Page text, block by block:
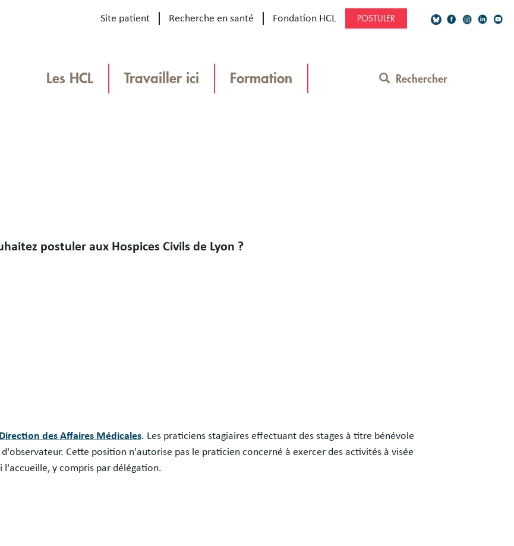
Site patient Recherche en santé Fondation HCL POSTULER
Network
Les HCL Travailler ici Formation Rechercher
postuler aux Hospices Civils de Lyon ?
Direction des Affaires Médicales. Les praticiens stagiaires effectuant des stages à titre bénévole
Cette position n'autorise pas le praticien concerné à exercer des activités à visée
l'accueille, y compris par délégation.